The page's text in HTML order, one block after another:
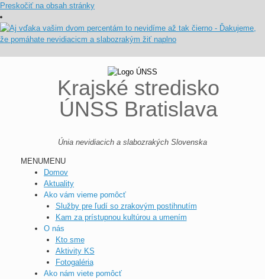
Preskočiť na obsah stránky
Krajské stredisko
ÚNSS Bratislava
Únia nevidiacich a slabozrakých Slovenska
MENUMENU
Domov
Aktuality
Ako vám vieme pomôcť
Služby pre ľudí so zrakovým postihnutím
Kam za prístupnou kultúrou a umením
O nás
Kto sme
Aktivity KS
Fotogaléria
Ako nám viete pomôcť